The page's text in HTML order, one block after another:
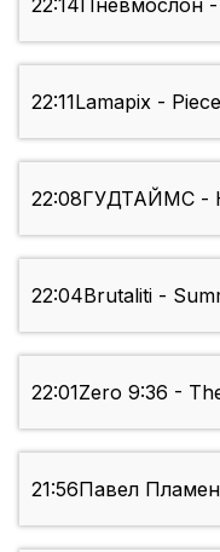
22:14Пневмослон
22:11Lamapix -
22:08ГУДТАЙМС -
22:04Brutaliti -
22:01Zero 9:36 -
21:56Павел